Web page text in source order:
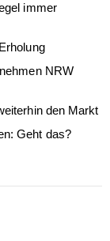
immer
NRW
den Markt
Geht das?